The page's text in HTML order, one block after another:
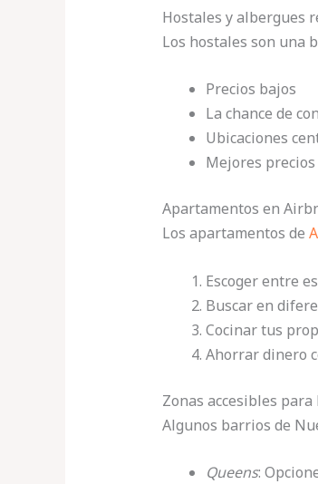
Hostales y albergues
Los hostales son una
Precios bajos
La chance de
Ubicaciones
Mejores
Apartamentos en
Los apartamentos de
Escoger entre
Buscar en
Cocinar tus
Ahorrar dinero
Zonas accesibles para
Algunos barrios de
Queens: